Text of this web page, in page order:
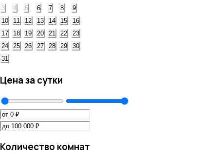
3
4 5 6 7 8
9
10
11 12 13 14 15
16
17
18 19 20 21 22
23
24
25 26 27 28 29
30
31
Цена за сутки
Количество комнат